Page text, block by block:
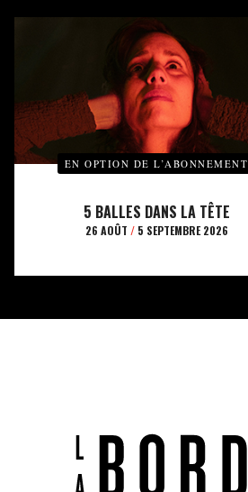
EN OPTION DE L’ABONNEMENT
5 BALLES DANS LA TÊTE
26 AOÛT /5 SEPTEMBRE 2026